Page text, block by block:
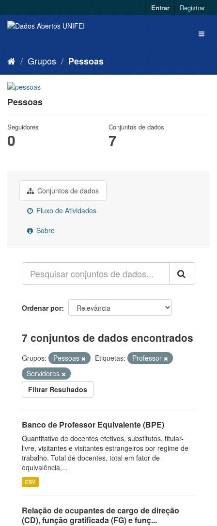
Entrar Registrar
Grupos Pessoas
Pessoas
Seguidores
0
Conjuntos de dados
7
Conjuntos de dados
Fluxo de Atividades
Sobre
Ordenar por
7 conjuntos de dados encontrados
Grupos: Pessoas Etiquetas:
Professor
Servidores
Filtrar Resultados
Banco de Professor Equivalente (BPE)
Quantitativo de docentes efetivos, substitutos, titular-
livre, visitantes e visitantes estrangeiros por regime de
trabalho. Total de docentes, total em fator de
equivalência,...
CSV
Relação de ocupantes de cargo de direção
(CD), função gratificada (FG) e funç...